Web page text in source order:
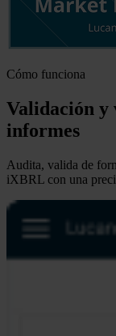
Cómo funciona
Validación y
informes
Audita, valida de
iXBRL con una